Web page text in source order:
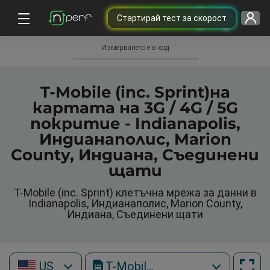
Cтартирай тест за скорост
Измерването е в ход
T-Mobile (inc. Sprint)на
картата на 3G / 4G / 5G
покритие - Indianapolis,
Индианаполис, Marion
County, Индиана, Съединени
щати
T-Mobile (inc. Sprint) клетъчна мрежа за данни в
Indianapolis, Индианаполис, Marion County,
Индиана, Съединени щати
US T-Mobile (inc. Sprint)